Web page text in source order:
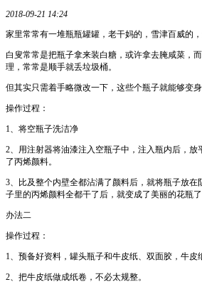
2018-09-21 14:24
家里常常有一堆瓶瓶罐罐，老干妈的，雪津百威的
白叟常常是把瓶子拿来装白糖，或许拿去腌咸菜，
理，常常是顺手就丢垃圾桶。
但其实只需着手略微改一下，这些个瓶子就能够变
操作过程：
1、将空瓶子洗洁净
2、用注射器将油漆注入空瓶子中，注入瓶内后，放
了丙烯颜料。
3、比及整个内壁全都沾满了颜料后，就将瓶子放在
子里的丙烯颜料全都干了后，就变成了美丽的花瓶了
办法二
操作过程：
1、预备好资料，罐头瓶子和牛皮纸、双面胶，牛皮
2、把牛皮纸做成纸卷，不必太规整。